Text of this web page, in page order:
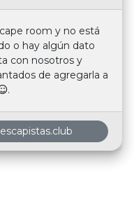
room y no está
o hay algún dato
con nosotros y
de agregarla a
.